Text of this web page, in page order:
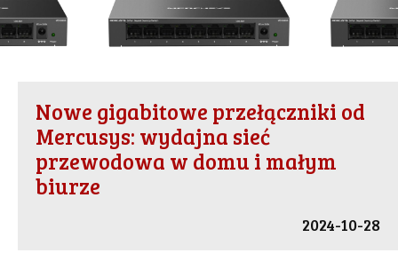
Nowe gigabitowe przełączniki od
Mercusys: wydajna sieć
przewodowa w domu i małym
biurze
2024-10-28